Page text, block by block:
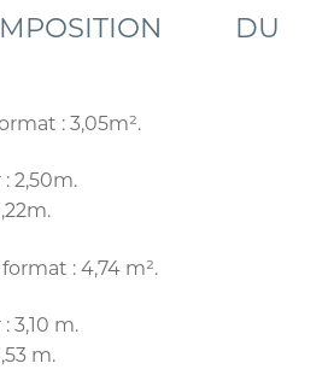
DU
: 3,05m².
2,50m.
: 4,74 m².
3,10 m.
m.